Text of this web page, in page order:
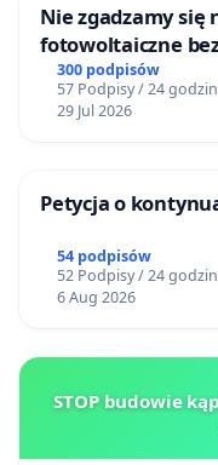
Nie zgadzamy
fotowoltaiczne
mieszkańców
300 podpisów
57 Podpisy / 24 godzin
29 Jul 2026
Petycja o
54 podpisów
52 Podpisy / 24 godzin
6 Aug 2026
STOP budowie